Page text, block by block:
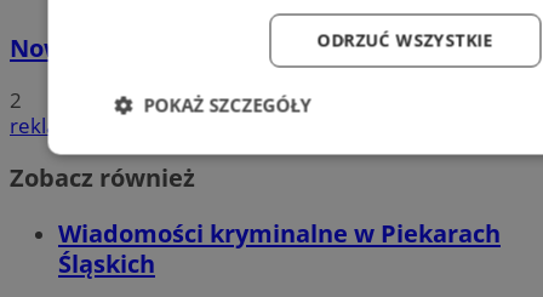
Nowe stawki za odbiór odpadów
2
reklama
Zobacz również
Wiadomości kryminalne w Piekarach
Śląskich
ODRZUĆ WSZYSTKIE
POKAŻ SZCZEGÓŁY
Niezbędne Wydajność Targetowanie